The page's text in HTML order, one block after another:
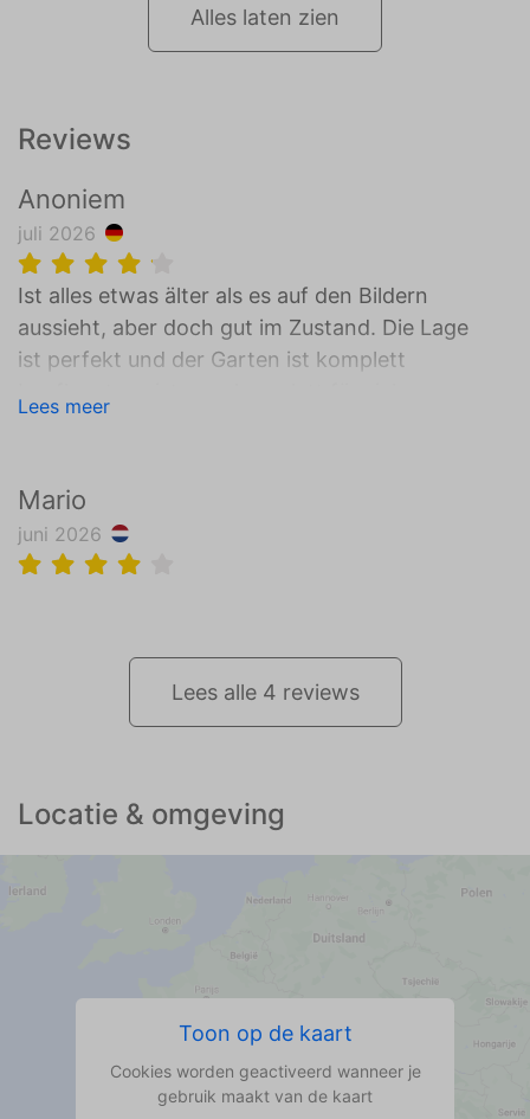
Alles laten zien
Reviews
Anoniem
juli 2026
Ist alles etwas älter als es auf den Bildern
aussieht, aber doch gut im Zustand. Die Lage
ist perfekt und der Garten ist komplett
Laden für das nötigste.
Lees meer
Mario
juni 2026
Lees alle 4 reviews
Locatie & omgeving
Toon op de kaart
Cookies worden geactiveerd wanneer je
gebruik maakt van de kaart